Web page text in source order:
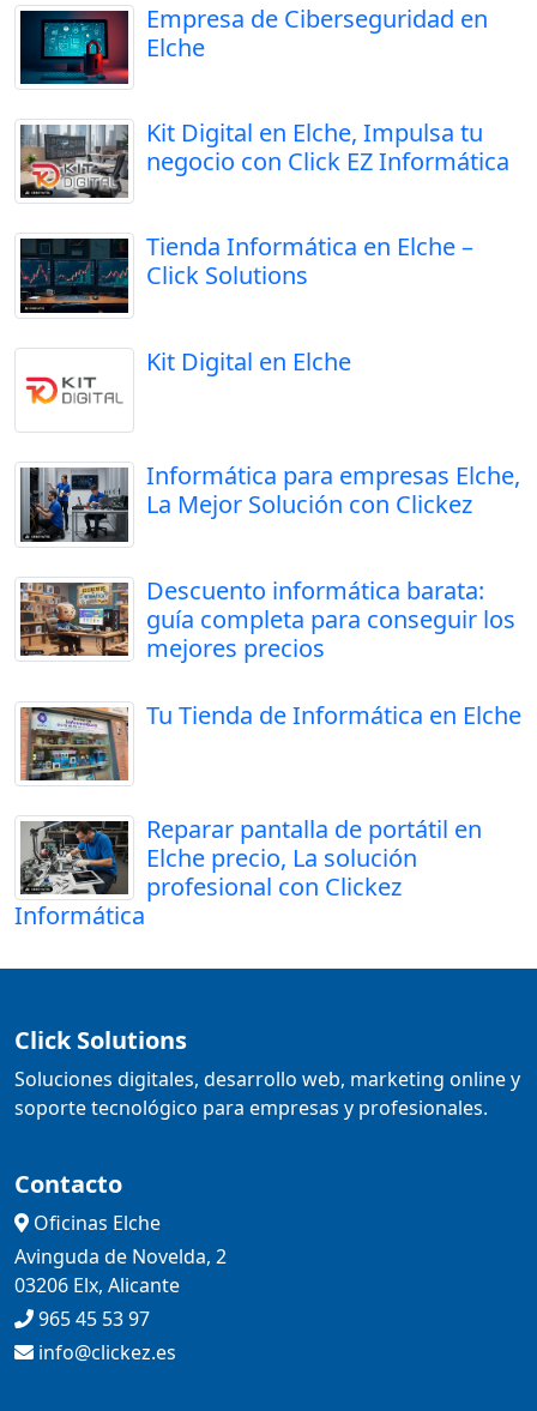
Empresa de Ciberseguridad en
Elche
Kit Digital en Elche, Impulsa tu
negocio con Click EZ Informática
Tienda Informática en Elche –
Click Solutions
Kit Digital en Elche
Informática para empresas Elche,
La Mejor Solución con Clickez
Descuento informática barata:
guía completa para conseguir los
mejores precios
Tu Tienda de Informática en Elche
Reparar pantalla de portátil en
Elche precio, La solución
profesional con Clickez
Informática
Click Solutions
Soluciones digitales, desarrollo web, marketing online y
soporte tecnológico para empresas y profesionales.
Contacto
Oficinas Elche
Avinguda de Novelda, 2
03206 Elx, Alicante
965 45 53 97
info@clickez.es